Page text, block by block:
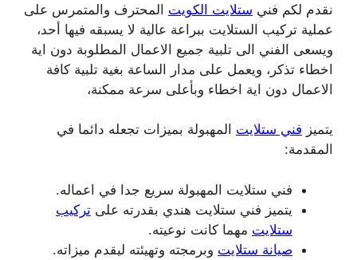
نقدم لكم فني ستلايت الكويت المحترف والمتمرس على
عملية تركيب الستلايت ببراعة عالية لا يسبقه فيها أحد،
ويسعى الفني الى تلبية جميع الاعمال المطلوبة دون اية
اخطاء تذكر، ويعمل على مدار الساعة بغية تلبية كافة
الاعمال دون اية اخطاء وبأعلى سرعة ممكنة،
يتميز فني ستلايت المهبولة بميزات تجعله دائما في
المقدمة:
فني ستلايت المهبولة سريع جدا في اعماله.
يتميز فني ستلايت هندي بقدرته على تركيب
ستلايت مهما كانت نوعيته.
صيانة ستلايت وبرمجته وتهيئته ليقدم ميزاته.